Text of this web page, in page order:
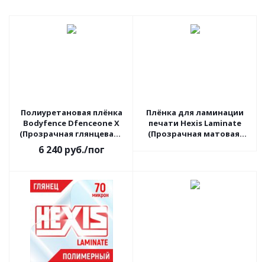
Полиуретановая плёнка
Bodyfence Dfenceone X
(Прозрачная глянцевая),
1.52 пог.м
6 240руб./пог
Плёнка для ламинации
печати Hexis Laminate
(Прозрачная матовая)